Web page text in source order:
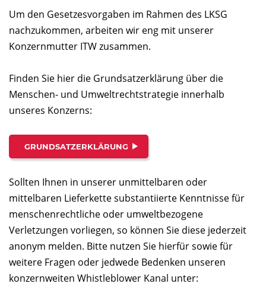
Um den Gesetzesvorgaben im Rahmen des LKSG
nachzukommen, arbeiten wir eng mit unserer
Konzernmutter ITW zusammen.
Finden Sie hier die Grundsatzerklärung über die
Menschen- und Umweltrechtstrategie innerhalb
unseres Konzerns:
GRUNDSATZERKLÄRUNG
Sollten Ihnen in unserer unmittelbaren oder
mittelbaren Lieferkette substantiierte Kenntnisse für
menschenrechtliche oder umweltbezogene
Verletzungen vorliegen, so können Sie diese jederzeit
anonym melden. Bitte nutzen Sie hierfür sowie für
weitere Fragen oder jedwede Bedenken unseren
konzernweiten Whistleblower Kanal unter: